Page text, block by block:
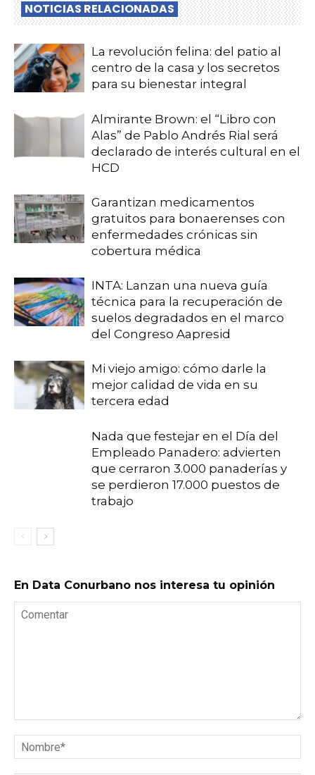
NOTICIAS RELACIONADAS
La revolución felina: del patio al
centro de la casa y los secretos
para su bienestar integral
Almirante Brown: el “Libro con
Alas” de Pablo Andrés Rial será
declarado de interés cultural en el
HCD
Garantizan medicamentos
gratuitos para bonaerenses con
enfermedades crónicas sin
cobertura médica
INTA: Lanzan una nueva guía
técnica para la recuperación de
suelos degradados en el marco
del Congreso Aapresid
Mi viejo amigo: cómo darle la
mejor calidad de vida en su
tercera edad
Nada que festejar en el Día del
Empleado Panadero: advierten
que cerraron 3.000 panaderías y
se perdieron 17.000 puestos de
trabajo
En Data Conurbano nos interesa tu opinión